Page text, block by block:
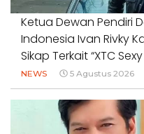
Ketua Dewan Pendiri
Indonesia Ivan Rivky
Sikap Terkait “XTC
NEWS 5 Agustus 2026